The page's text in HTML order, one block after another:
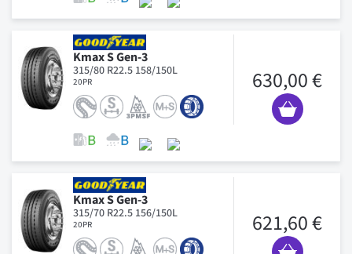
Kmax S Gen-3
315/80 R22.5 158/150L
20PR 630,00 €
Kmax S Gen-3
315/70 R22.5 156/150L
20PR 621,60 €